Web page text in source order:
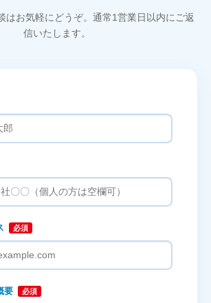
はお気軽にどうぞ。通常1営業日以内にご返
信いたします。
必須
要 必須